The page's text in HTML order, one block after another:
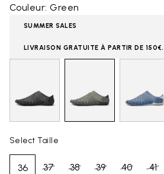
Couleur: Green
SUMMER SALES
LIVRAISON GRATUITE À PARTIR DE 150€.
Select Taille
36 37 38 39 40 41